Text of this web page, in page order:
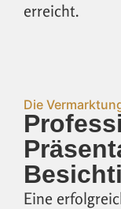
erreicht.
Die
Eine